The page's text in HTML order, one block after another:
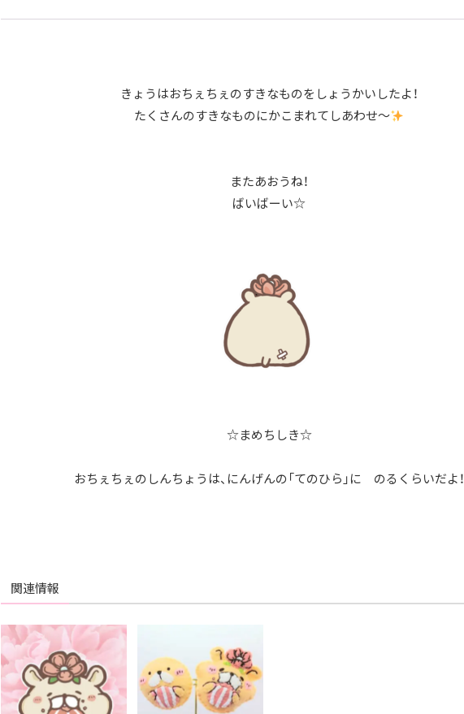
きょうはおちぇちぇのすきなものをしょうかいしたよ！
たくさんのすきなものにかこまれてしあわせ～
またあおうね！
ばいばーい☆
☆まめちしき☆
おちぇちぇのしんちょうは、にんげんの「てのひら」に のるくらいだよ！
関連情報